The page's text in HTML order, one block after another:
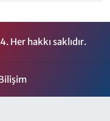
hakkı saklıdır.